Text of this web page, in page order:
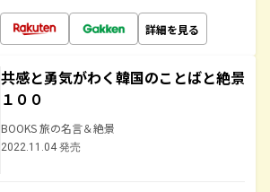
詳細を見る
共感と勇気がわく韓国のことばと絶景
１００
BOOKS 旅の名言＆絶景
2022.11.04 発売